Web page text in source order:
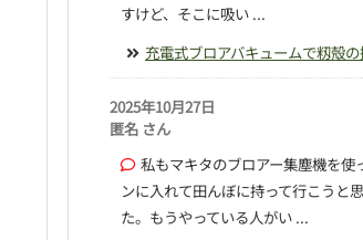
すけど、そこに吸い ...
充電式ブロアバキュームで籾殻
2025年10月27日
匿名 さん
私もマキタのブロアー集塵機を使
ンに入れて田んぼに持って行こうと
た。もうやっている人がい ...